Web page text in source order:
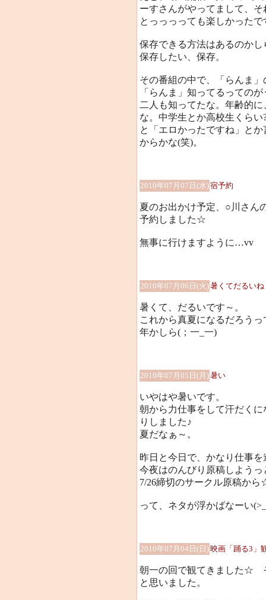
ーすさんがやってまして、
とっっっっても楽しかった
保存できる方法はあるのか
保存したい、保存。
その番組の中で、「らんま
「らんま」知ってるっての
二人も知ってたな。年齢的
な。中学生とか高校生くら
と「エロかったですね」と
からかな(笑)。
2010年07月07日(水)宿予約
夏のお出かけ予定、○川さん
予約しました☆
無事に行けますように…vv
2010年07月06日(火)暑くてだるいね
暑くて、だるいです～。
これから真夏になるだろう
年かしら(；一_一)
2010年07月05日(月)暑い
いやはや暑いです。
朝から力仕事をして汗だく
りしました♪
夏だなぁ～。
昨日と今日で、かなり仕事を
今夜はのんびり原稿しようっ
7/26締切のサークル原稿か
って、ネタが浮かばなーい
2010年07月04日(日)映画「踊る3
朝一の回で観てきました☆
と思いました。